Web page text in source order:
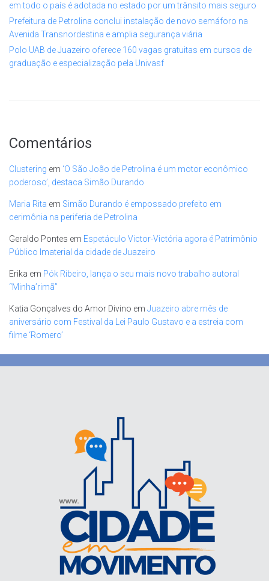
em todo o país é adotada no estado por um trânsito mais seguro
Prefeitura de Petrolina conclui instalação de novo semáforo na
Avenida Transnordestina e amplia segurança viária
Polo UAB de Juazeiro oferece 160 vagas gratuitas em cursos de
graduação e especialização pela Univasf
Comentários
Clustering em ‘O São João de Petrolina é um motor econômico
poderoso’, destaca Simão Durando
Maria Rita em Simão Durando é empossado prefeito em
cerimônia na periferia de Petrolina
Geraldo Pontes em Espetáculo Victor-Victória agora é Patrimônio
Público Imaterial da cidade de Juazeiro
Erika em Pók Ribeiro, lança o seu mais novo trabalho autoral
“Minha’rimã”
Katia Gonçalves do Amor Divino em Juazeiro abre mês de
aniversário com Festival da Lei Paulo Gustavo e a estreia com
filme ‘Romero’